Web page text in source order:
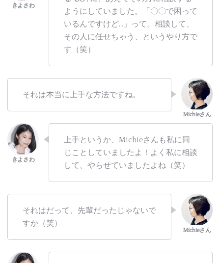
ようにしていました。「〇〇で困って
いるんですけど…」って。相談して、
その人に任せちゃう、というやり方で
す（笑）
それは本当に上手な方法ですね。
上手というか、Michieさんも私に同
じことしていましたよ！よく私に相談
して、やらせていましたよね（笑）
それはだって、先輩だったじゃないで
すか（笑）